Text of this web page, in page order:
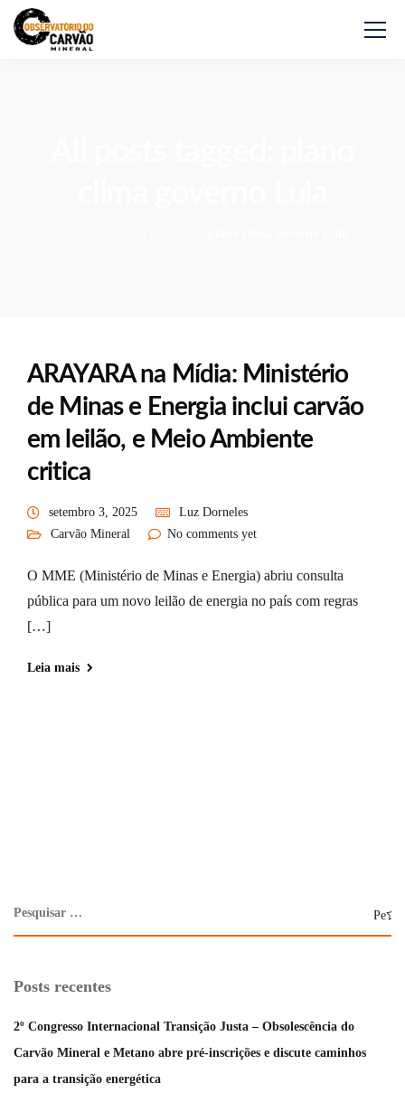
ARAYARA na Mídia: Ministério
de Minas e Energia inclui carvão
em leilão, e Meio Ambiente
critica
setembro 3, 2025
Luz Dorneles
Carvão Mineral
No comments yet
O MME (Ministério de Minas e Energia) abriu consulta
pública para um novo leilão de energia no país com regras
[…]
Leia mais
Posts recentes
2º Congresso Internacional Transição Justa – Obsolescência do
Carvão Mineral e Metano abre pré-inscrições e discute caminhos
para a transição energética